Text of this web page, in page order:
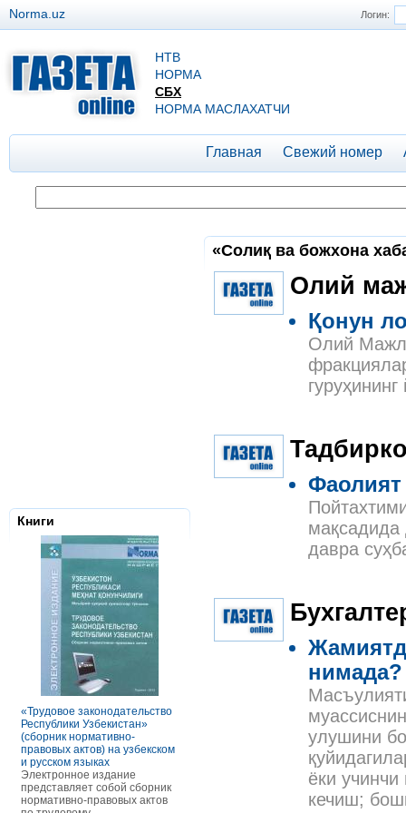
Логин:
Norma.uz
НТВ
НОРМА
СБХ
НОРМА МАСЛАХАТЧИ
Главная Свежий номер
Книги
«Трудовое законодательство
Республики Узбекистан»
(сборник нормативно-
правовых актов) на узбекском
и русском языках
Электронное издание
представляет собой сборник
нормативно-правовых актов
РАСЧЕТЫ С ПЕРСОНАЛОМ II
В книге рассмотрены вопросы
оплаты труда отдельных
отдельных сферах и случаях.
Налоговое
Республики
Сборник
правовых
Данное
по сути
сборник
правовых
законы,
«Солиқ ва божхона
Олий
Қонун
Олий
Фаолият
мақсадида
давра
нимада?
улушини
ёки
кечиш;